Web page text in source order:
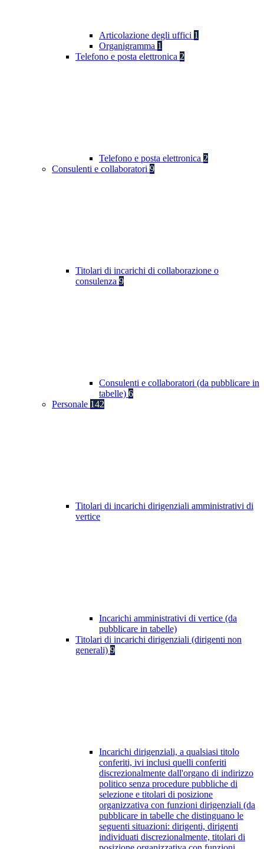
Articolazione degli uffici 1
Organigramma 1
Telefono e posta elettronica 2
Telefono e posta elettronica 2
Consulenti e collaboratori 9
Titolari di incarichi di collaborazione o
consulenza 9
Consulenti e collaboratori (da pubblicare in
tabelle) 6
Personale 142
Titolari di incarichi dirigenziali amministrativi di
vertice
Incarichi amministrativi di vertice (da
pubblicare in tabelle)
Titolari di incarichi dirigenziali (dirigenti non
generali) 9
Incarichi dirigenziali, a qualsiasi titolo
conferiti, ivi inclusi quelli conferiti
discrezionalmente dall'organo di indirizzo
politico senza procedure pubbliche di
selezione e titolari di posizione
organizzativa con funzioni dirigenziali (da
pubblicare in tabelle che distinguano le
seguenti situazioni: dirigenti, dirigenti
individuati discrezionalmente, titolari di